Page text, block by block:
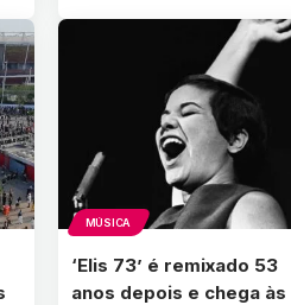
MÚSICA
‘Elis 73’ é remixado 53
anos depois e chega às